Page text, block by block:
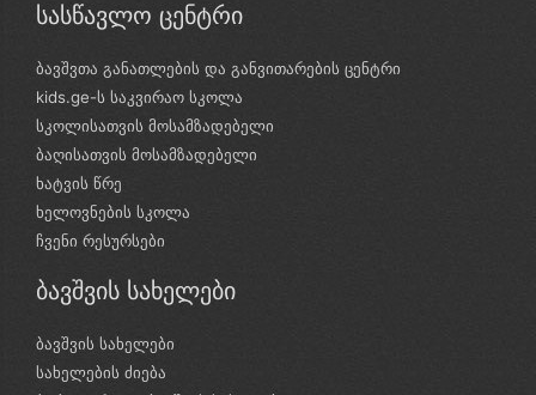
სასწავლო ცენტრი
ბავშვთა განათლების და განვითარების ცენტრი
kids.ge-ს საკვირაო სკოლა
სკოლისათვის მოსამზადებელი
ბაღისათვის მოსამზადებელი
ხატვის წრე
ხელოვნების სკოლა
ჩვენი რესურსები
ბავშვის სახელები
ბავშვის სახელები
სახელების ძიება